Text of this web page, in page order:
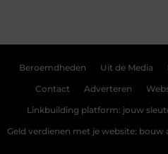
Beroemdheden Uit de Media
Contact Adverteren
Linkbuilding platform: jouw
Geld verdienen met je website: